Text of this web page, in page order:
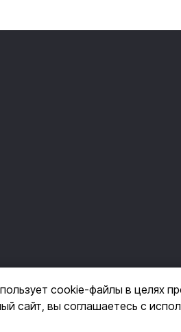
cookie-файлы в целях
сайт, вы соглашаетесь с